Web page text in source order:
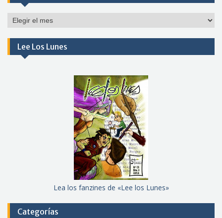
Por
Lee Los Lunes
Lea los fanzines de «Lee los Lunes»
Categorías